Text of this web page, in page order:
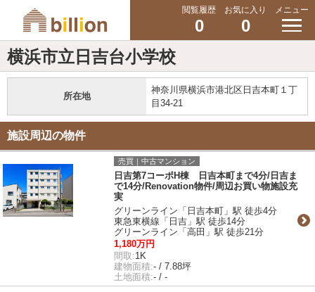
閲覧履歴
0
お気に入り
0
メニュー
横浜市立日吉台小学校
所在地
神奈川県横浜市港北区日吉本町１丁
目34-21
施設周辺の物件
売買｜中古マンション
日吉第7コーポH棟 日吉本町まで4分/日吉ま
で14分/Renovation物件/周辺お買い物施設充
実
グリーンライン「日吉本町」駅 徒歩4分
東急東横線「日吉」駅 徒歩14分
グリーンライン「高田」駅 徒歩21分
1,180万円
間取:1K
建物面積:- / 7.88坪
土地面積:- / -